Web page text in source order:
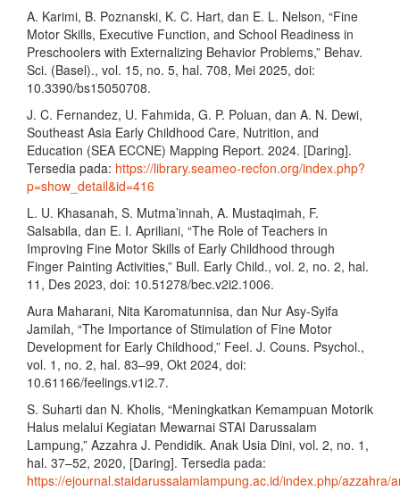
A. Karimi, B. Poznanski, K. C. Hart, dan E. L. Nelson, “Fine
Motor Skills, Executive Function, and School Readiness in
Preschoolers with Externalizing Behavior Problems,” Behav.
Sci. (Basel)., vol. 15, no. 5, hal. 708, Mei 2025, doi:
10.3390/bs15050708.
J. C. Fernandez, U. Fahmida, G. P. Poluan, dan A. N. Dewi,
Southeast Asia Early Childhood Care, Nutrition, and
Education (SEA ECCNE) Mapping Report. 2024. [Daring].
Tersedia pada: https://library.seameo-recfon.org/index.php?
p=show_detail&id=416
L. U. Khasanah, S. Mutma’innah, A. Mustaqimah, F.
Salsabila, dan E. I. Apriliani, “The Role of Teachers in
Improving Fine Motor Skills of Early Childhood through
Finger Painting Activities,” Bull. Early Child., vol. 2, no. 2, hal.
11, Des 2023, doi: 10.51278/bec.v2i2.1006.
Aura Maharani, Nita Karomatunnisa, dan Nur Asy-Syifa
Jamilah, “The Importance of Stimulation of Fine Motor
Development for Early Childhood,” Feel. J. Couns. Psychol.,
vol. 1, no. 2, hal. 83–99, Okt 2024, doi:
10.61166/feelings.v1i2.7.
S. Suharti dan N. Kholis, “Meningkatkan Kemampuan Motorik
Halus melalui Kegiatan Mewarnai STAI Darussalam
Lampung,” Azzahra J. Pendidik. Anak Usia Dini, vol. 2, no. 1,
hal. 37–52, 2020, [Daring]. Tersedia pada:
https://ejournal.staidarussalamlampung.ac.id/index.php/azzahra/